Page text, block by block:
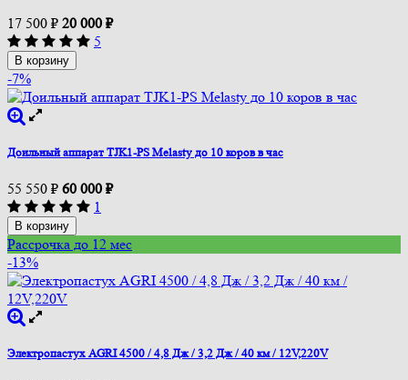
17 500 ₽ 20 000 ₽
5
В корзину
-7%
Доильный аппарат TJK1-PS Melasty до 10 коров в час
55 550 ₽ 60 000 ₽
1
В корзину
Рассрочка до 12 мес
-13%
Электропастух AGRI 4500 / 4,8 Дж / 3,2 Дж / 40 км / 12V,220V